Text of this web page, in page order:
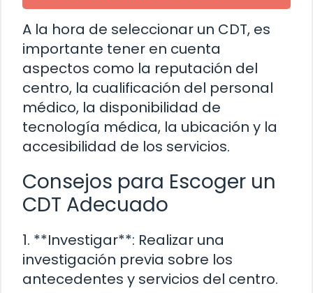
A la hora de seleccionar un CDT, es
importante tener en cuenta
aspectos como la reputación del
centro, la cualificación del personal
médico, la disponibilidad de
tecnología médica, la ubicación y la
accesibilidad de los servicios.
Consejos para Escoger un
CDT Adecuado
1. **Investigar**: Realizar una
investigación previa sobre los
antecedentes y servicios del centro.